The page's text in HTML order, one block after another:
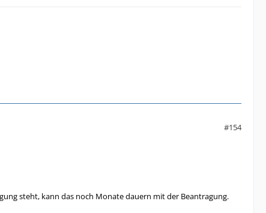
#154
steht, kann das noch Monate dauern mit der Beantragung.